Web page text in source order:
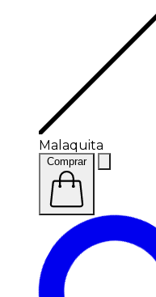
Malaquita
Comprar